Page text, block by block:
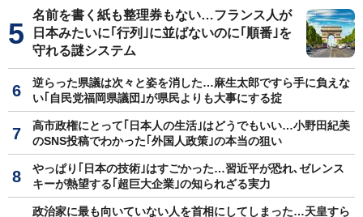
名前を書く紙も整理券もない…フランス人が
日本みたいに｢行列｣に並ばないのに｢順番｣を
守れる謎システム
逆らった県議は次々と姿を消した…麻生太郎ですら手に負えな
い｢自民党福岡県議団｣が県民よりも大事にする掟
高市政権にとって｢日本人の生活｣はどうでもいい…小野田紀美
のSNS投稿でわかった｢外国人政策｣の本当の狙い
やっぱり｢日本の技術｣はすごかった…習近平が恐れ､ゼレンス
キーが熱望する｢超巨大企業｣の知られざる実力
政治家に最も向いていない人を首相にしてしまった…天皇すら